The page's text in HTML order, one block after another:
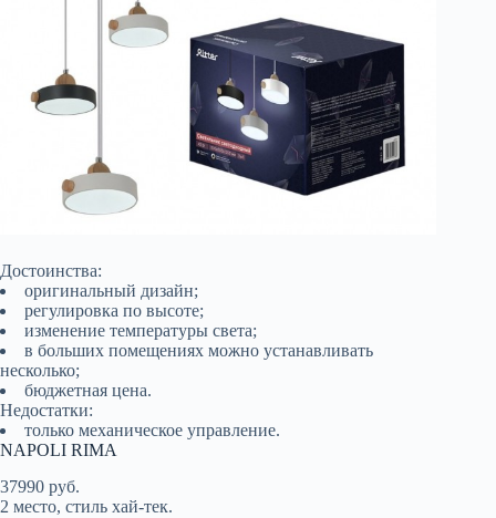
Достоинства:
оригинальный дизайн;
регулировка по высоте;
изменение температуры света;
в больших помещениях можно устанавливать
несколько;
бюджетная цена.
Недостатки:
только механическое управление.
NAPOLI RIMA
37990 руб.
2 место, стиль хай-тек.